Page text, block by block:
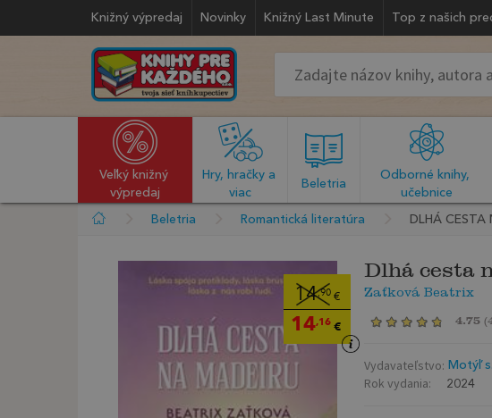
Knižný výpredaj Novinky Knižný Last Minute Top z našich
Veľký knižný
výpredaj
Hry, hračky a
viac
Beletria
Odborné knihy,
učebnice
Beletria Romantická literatúra DLHÁ CESTA
14,90 €
14,16 €
Dlhá cesta
Zaťková Beatrix
4.75 (
Vydavateľstvo: Motýľ
Rok vydania: 2024